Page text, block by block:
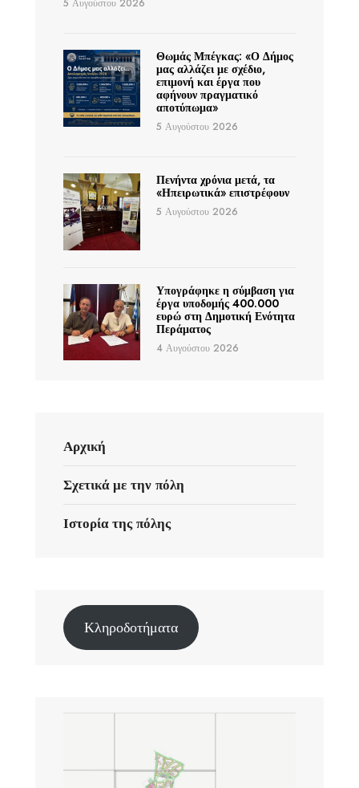
5 Αυγούστου 2026
Θωμάς Μπέγκας: «Ο Δήμος
μας αλλάζει με σχέδιο,
επιμονή και έργα που
αφήνουν πραγματικό
αποτύπωμα»
5 Αυγούστου 2026
Πενήντα χρόνια μετά, τα
«Ηπειρωτικά» επιστρέφουν
5 Αυγούστου 2026
Υπογράφηκε η σύμβαση για
έργα υποδομής 400.000
ευρώ στη Δημοτική Ενότητα
Περάματος
4 Αυγούστου 2026
Αρχική
Σχετικά με την πόλη
Ιστορία της πόλης
Κληροδοτήματα